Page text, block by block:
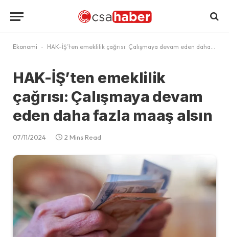
Ekonomi - HAK-İŞ’ten emeklilik çağrısı: Çalışmaya devam eden daha fazla maaş alsın
HAK-İŞ’ten emeklilik
çağrısı: Çalışmaya devam
eden daha fazla maaş alsın
07/11/2024 2 Mins Read